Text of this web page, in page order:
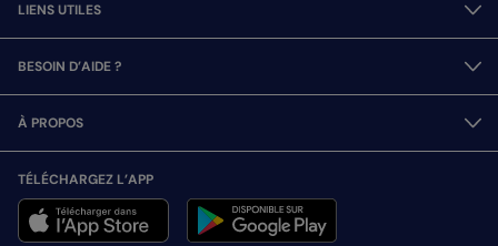
LIENS UTILES
BESOIN D’AIDE ?
À PROPOS
TÉLÉCHARGEZ L’APP